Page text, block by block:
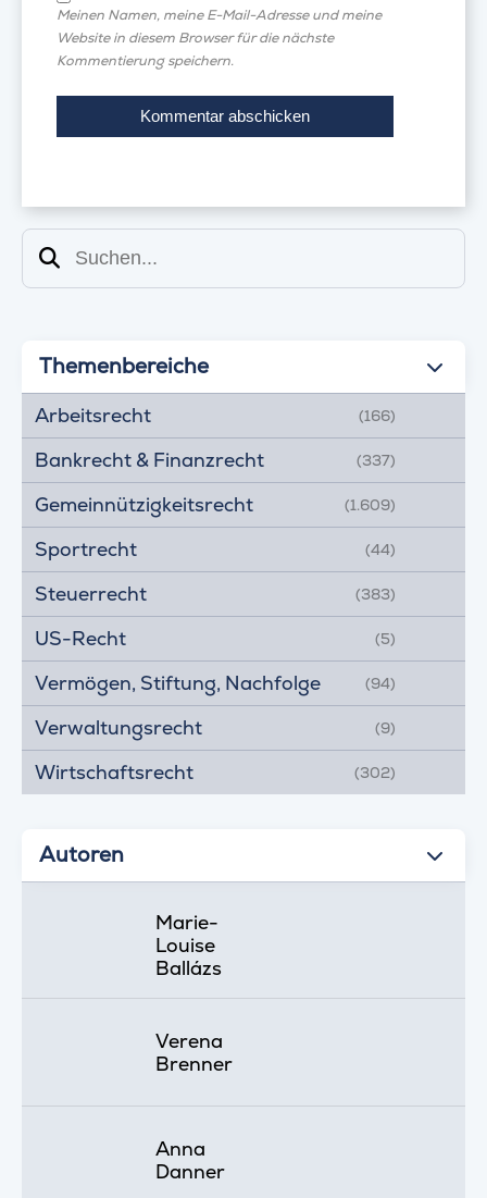
Meinen Namen, meine E-Mail-Adresse und meine
Website in diesem Browser für die nächste
Kommentierung speichern.
Suchen
Themenbereiche
Arbeitsrecht (166)
Bankrecht & Finanzrecht (337)
Gemeinnützigkeitsrecht (1.609)
Sportrecht (44)
Steuerrecht (383)
US-Recht (5)
Vermögen, Stiftung, Nachfolge (94)
Verwaltungsrecht (9)
Wirtschaftsrecht (302)
Autoren
Marie-
Louise
Ballázs
Verena
Brenner
Anna
Danner